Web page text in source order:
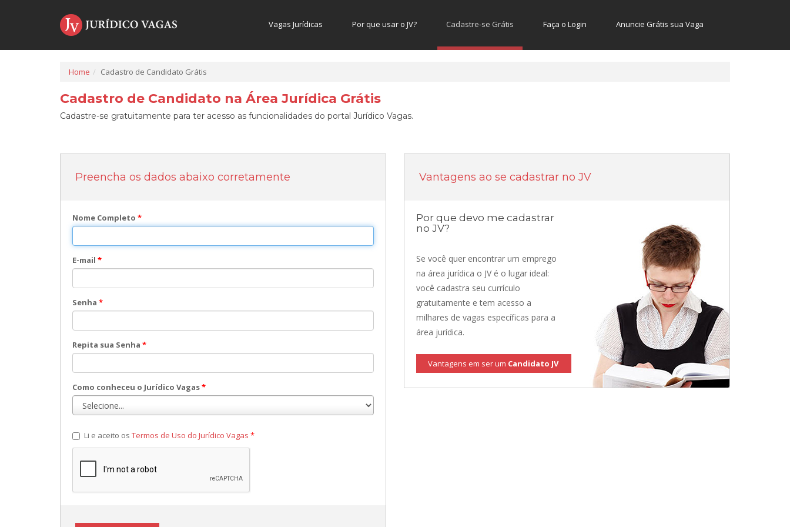
Vagas Jurídicas Por que usar o JV? Cadastre-se Grátis Faça o Login Anuncie Grátis sua Vaga
Home Cadastro de Candidato Grátis
Cadastro de Candidato na Área Jurídica Grátis
Cadastre-se gratuitamente para ter acesso as funcionalidades do portal Jurídico Vagas.
Preencha os dados abaixo corretamente
Nome Completo *
E-mail *
Senha *
Repita sua Senha *
Como conheceu o Jurídico Vagas*
Li e aceito os Termos de Uso do Jurídico Vagas *
Vantagens ao se cadastrar no JV
Por que devo me cadastrar
no JV?
Se você quer encontrar um emprego
na área jurídica o JV é o lugar ideal:
você cadastra seu currículo
gratuitamente e tem acesso a
milhares de vagas específicas para a
área jurídica.
Vantagens em ser um Candidato JV